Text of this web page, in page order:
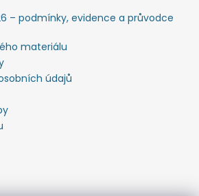
– podmínky, evidence a průvodce
materiálu
údajů